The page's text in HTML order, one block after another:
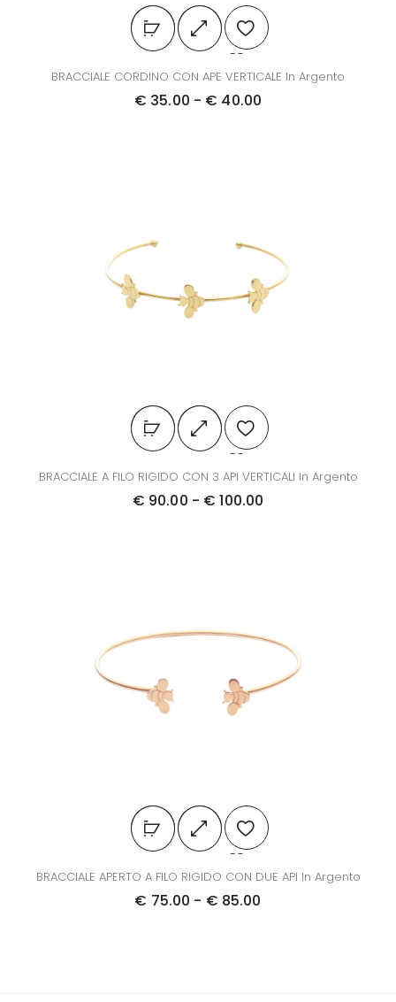
BRACCIALE CORDINO CON APE VERTICALE In Argento
€ 35.00 - € 40.00
BRACCIALE A FILO RIGIDO CON 3 API VERTICALI In Argento
€ 90.00 - € 100.00
BRACCIALE APERTO A FILO RIGIDO CON DUE API In Argento
€ 75.00 - € 85.00